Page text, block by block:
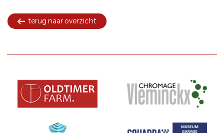
terug naar overzicht